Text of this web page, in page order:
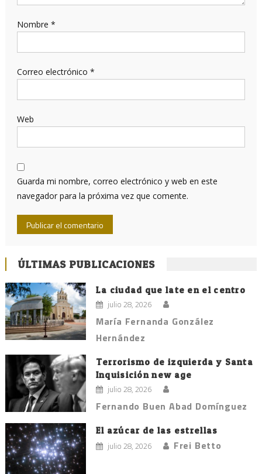
Nombre *
Correo electrónico *
Web
Guarda mi nombre, correo electrónico y web en este
navegador para la próxima vez que comente.
ÚLTIMAS PUBLICACIONES
La ciudad que late en el centro
julio 28, 2026
María Fernanda González
Hernández
Terrorismo de izquierda y Santa
Inquisición new age
julio 28, 2026
Fernando Buen Abad Domínguez
El azúcar de las estrellas
julio 28, 2026 Frei Betto